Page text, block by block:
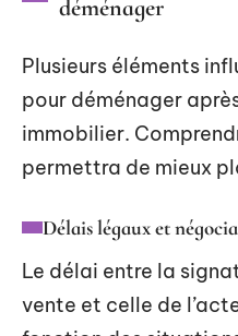
déménager
Plusieurs éléments
pour déménager
immobilier.
permettra de mieux
Délais légaux et
Le délai entre la
vente et celle de